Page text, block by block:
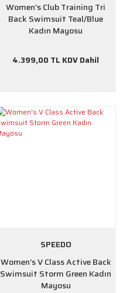
Women's Club Training Tri
Back Swimsuit Teal/Blue
Kadın Mayosu
4.399,00 TL KDV Dahil
SPEEDO
Women's V Class Active Back
Swimsuit Storm Green Kadın
Mayosu